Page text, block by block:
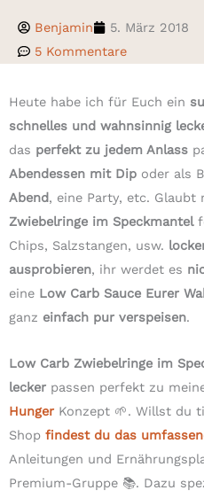
Benjamin
5. März 2018
5 Kommentare
Heute habe ich für Euch ein
schnelles und wahnsinnig
das perfekt zu jedem Anlass
Abendessen mit Dip oder als
Abend, eine Party, etc. Glaubt
Zwiebelringe im Speckmantel
Chips, Salzstangen, usw.
ausprobieren, ihr werdet es
eine Low Carb Sauce Eurer
ganz einfach pur verspeisen.
Low Carb Zwiebelringe im
lecker passen perfekt zu
HungerKonzept 🌱. Willst du
Shop findest du das
Anleitungen und
Premium-Gruppe 📚. Dazu